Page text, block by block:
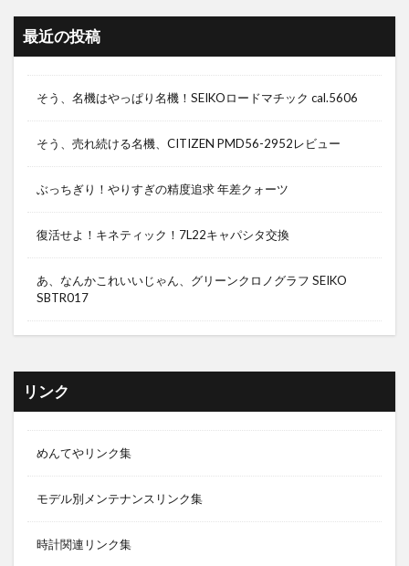
最近の投稿
そう、名機はやっぱり名機！SEIKOロードマチック cal.5606
そう、売れ続ける名機、CITIZEN PMD56-2952レビュー
ぶっちぎり！やりすぎの精度追求 年差クォーツ
復活せよ！キネティック！7L22キャパシタ交換
あ、なんかこれいいじゃん、グリーンクロノグラフ SEIKO
SBTR017
リンク
めんてやリンク集
モデル別メンテナンスリンク集
時計関連リンク集